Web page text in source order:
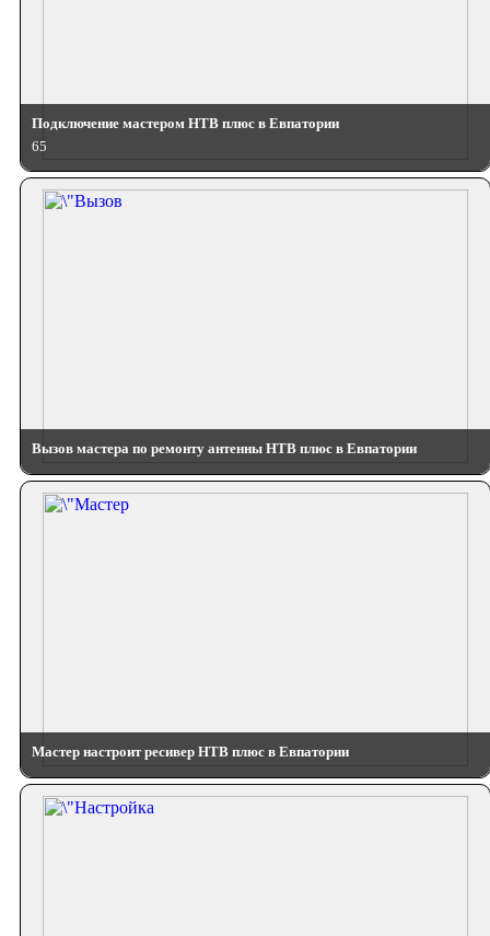
Подключение мастером НТВ плюс в Евпатории
65
Вызов мастера по ремонту антенны НТВ плюс в Евпатории
Мастер настроит ресивер НТВ плюс в Евпатории